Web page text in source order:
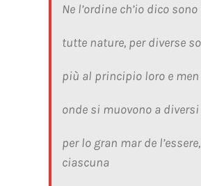
Ne l’ordine ch’io dico
tutte nature, per diverse
più al principio loro e
onde si muovono a
per lo gran mar de
ciascuna